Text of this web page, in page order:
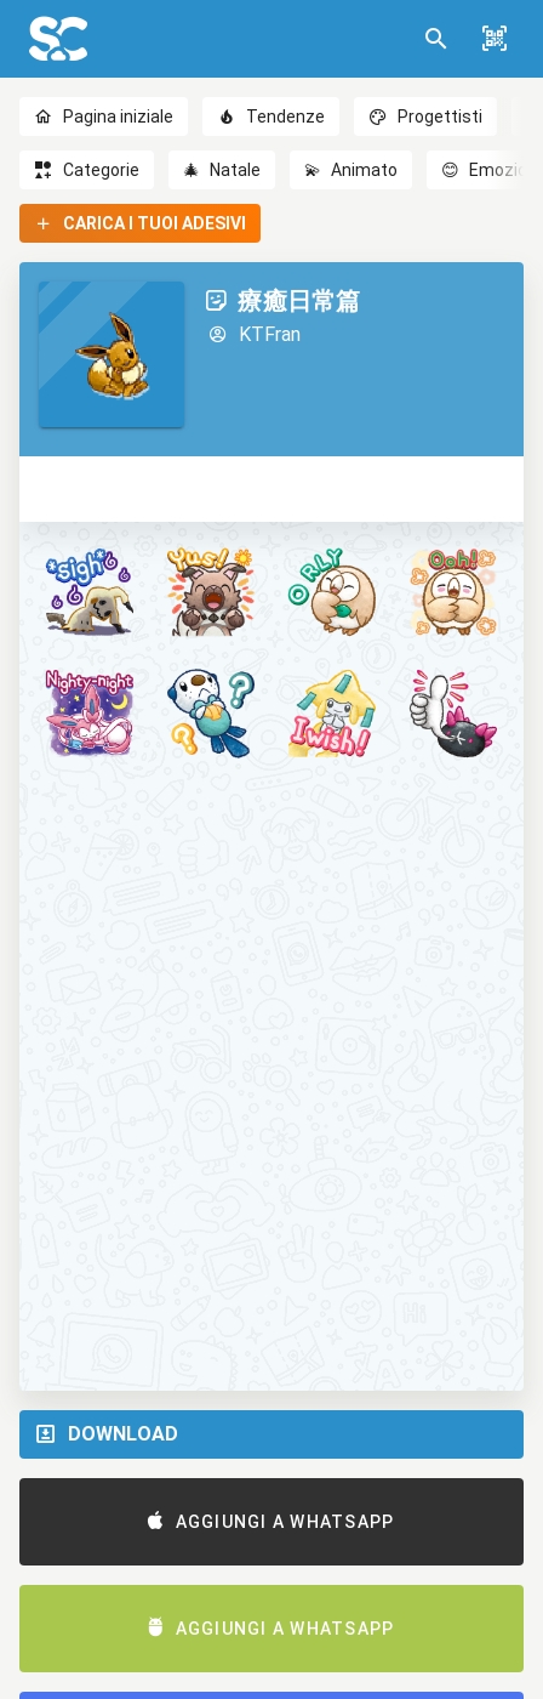
Pagina iniziale Tendenze Progettisti
Categorie 🎄 Natale 💫 Animato 😊 Emozioni
CARICA I TUOI ADESIVI
療癒日常篇
KTFran
DOWNLOAD
AGGIUNGI A WHATSAPP
AGGIUNGI A WHATSAPP